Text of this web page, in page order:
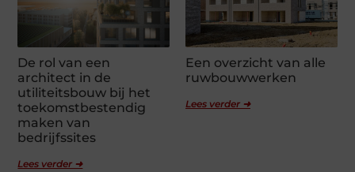
De rol van een
architect in de
utiliteitsbouw bij het
toekomstbestendig
maken van
bedrijfssites
Lees verder ➜
Een overzicht van alle
ruwbouwwerken
Lees verder ➜